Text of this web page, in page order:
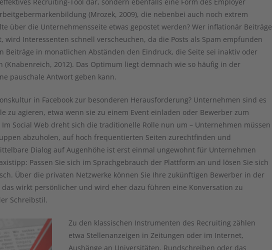
(Mrozek, 2009), die nebenbei auch noch extrem
über die Unternehmensseite etwas gepostet werden? Wer inflationär Beiträge
Interessenten schnell verscheuchen, da die Posts als Spam empfunden
Beiträge in monatlichen Abständen den Eindruck, die Seite sei inaktiv oder
2012). Das Optimum liegt demnach wie so häufig in der
pauschale Antwort geben kann.
in Facebook zur besonderen Herausforderung? Unternehmen sind es
zu agieren, etwa wenn sie zu einem Event einladen oder Bewerber zum
Social Web dreht sich die traditionelle Rolle nun um – Unternehmen müssen
abzuholen, auf hoch frequentierten Seiten zurechtfinden und
Dialog auf Augenhöhe ist erst einmal ungewohnt für Unternehmen
Passen Sie sich im Sprachgebrauch der Plattform an und lösen Sie sich
Über die privaten Netzwerke können Sie Ihre zukünftigen Bewerber in der
das wirkt persönlicher und wird eher dazu führen eine Konversation zu
Schreibstil.
Zu den klassischen Instrumenten des Recruiting zählen
etwa Stellenanzeigen in Zeitungen oder im Internet,
Aushänge an Universitäten, Rundschreiben oder das